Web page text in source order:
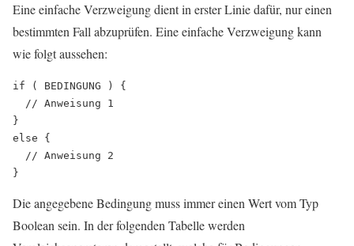
Eine einfache Verzweigung dient in erster Linie dafür, nur einen
bestimmten Fall abzuprüfen. Eine einfache Verzweigung kann
wie folgt aussehen:
if ( BEDINGUNG ) {
  // Anweisung 1
}
else {
  // Anweisung 2
Die angegebene Bedingung muss immer einen Wert vom Typ
Boolean sein. In der folgenden Tabelle werden